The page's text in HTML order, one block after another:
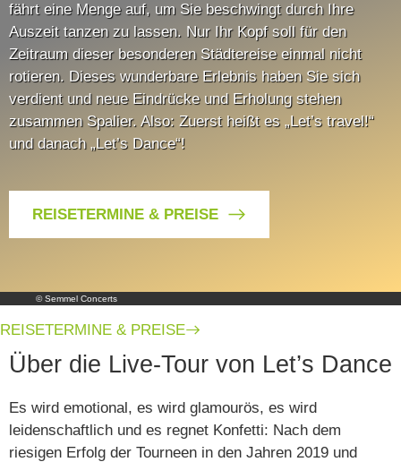
fährt eine Menge auf, um Sie beschwingt durch Ihre
Auszeit tanzen zu lassen. Nur Ihr Kopf soll für den
Zeitraum dieser besonderen Städtereise einmal nicht
rotieren. Dieses wunderbare Erlebnis haben Sie sich
verdient und neue Eindrücke und Erholung stehen
zusammen Spalier. Also: Zuerst heißt es „Let’s travel!“
und danach „Let’s Dance“!
REISETERMINE & PREISE
© Semmel Concerts
REISETERMINE & PREISE
Über die Live-Tour von Let’s Dance
Es wird emotional, es wird glamourös, es wird
leidenschaftlich und es regnet Konfetti: Nach dem
riesigen Erfolg der Tourneen in den Jahren 2019 und